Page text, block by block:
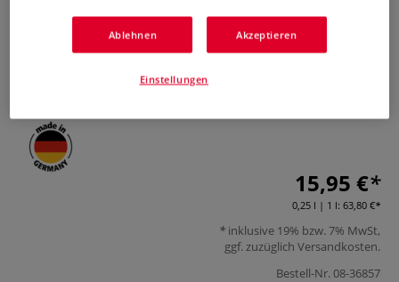
Für einen samt-matten Gouache-Look: Schmincke Acryl
Medium 567 verleiht Acrylfarben eine samtige, deckende
15,95 €
0,25 l | 1 l: 63,80 €
inklusive 19% bzw. 7% MwSt,
ggf. zuzüglich Versandkosten.
Bestell-Nr.08-36857
Ablehnen Akzeptieren
Einstellungen